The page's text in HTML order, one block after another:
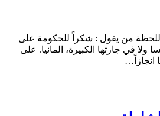
من يقول : شكراً للحكومة على
ولا في جارتها الكبيرة، المانيا. على
انجازاً…